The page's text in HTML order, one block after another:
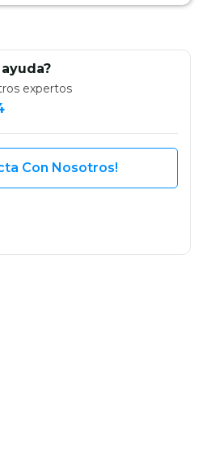
expertos
Con Nosotros!